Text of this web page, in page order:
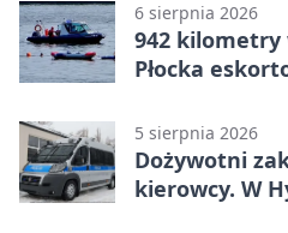
6 sierpnia 2026
942 kilometry
Płocka
5 sierpnia 2026
Dożywotni
kierowcy. W